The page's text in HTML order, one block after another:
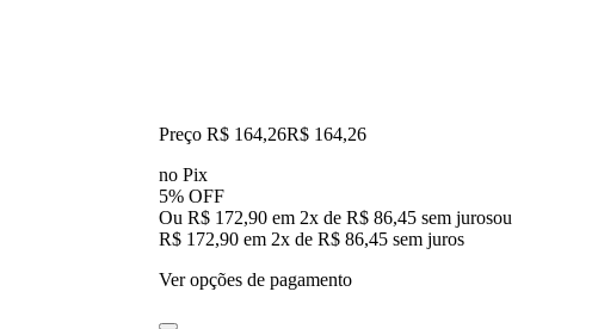
Preço R$ 164,26R$ 164,26
no Pix
5% OFF
Ou R$ 172,90 em 2x de R$ 86,45 sem jurosou
R$ 172,90 em 2x de R$ 86,45 sem juros
Ver opções de pagamento